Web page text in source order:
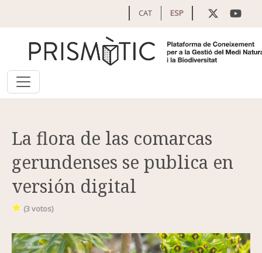
CAT ESP
La flora de las comarcas
gerundenses se publica en
versión digital
(3votos)